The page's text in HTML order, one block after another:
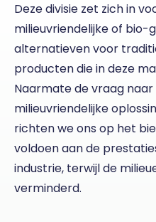
Deze divisie zet zich in
milieuvriendelijke of bio-
alternatieven voor
producten die in deze
Naarmate de vraag
milieuvriendelijke
richten we ons op het
voldoen aan de
industrie, terwijl de
verminderd.